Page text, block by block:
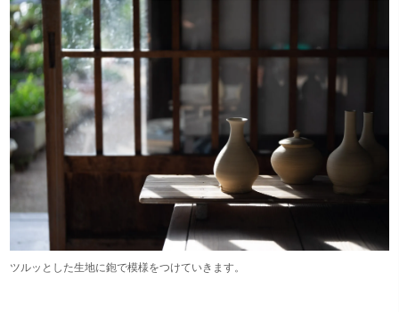
ツルッとした生地に鉋で模様をつけていきます。